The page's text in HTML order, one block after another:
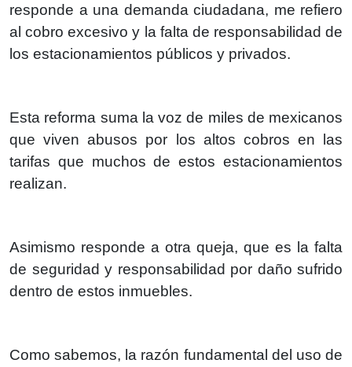
responde a una demanda ciudadana, me refiero
al cobro excesivo y la falta de responsabilidad de
los estacionamientos públicos y privados.
Esta reforma suma la voz de miles de mexicanos
que viven abusos por los altos cobros en las
tarifas que muchos de estos estacionamientos
realizan.
Asimismo responde a otra queja, que es la falta
de seguridad y responsabilidad por daño sufrido
dentro de estos inmuebles.
Como sabemos, la razón fundamental del uso de